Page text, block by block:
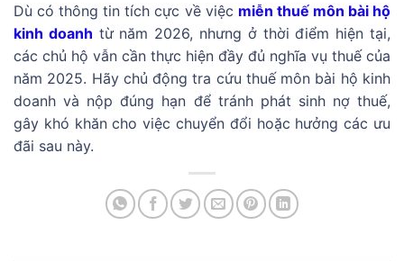
Dù có thông tin tích cực về việc miễn thuế môn bài hộ
kinh doanh từ năm 2026, nhưng ở thời điểm hiện tại,
các chủ hộ vẫn cần thực hiện đầy đủ nghĩa vụ thuế của
năm 2025. Hãy chủ động tra cứu thuế môn bài hộ kinh
doanh và nộp đúng hạn để tránh phát sinh nợ thuế,
gây khó khăn cho việc chuyển đổi hoặc hưởng các ưu
đãi sau này.